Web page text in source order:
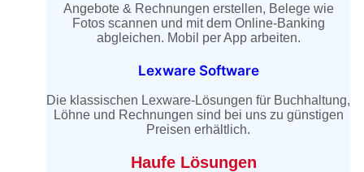
Angebote & Rechnungen erstellen, Belege wie
Fotos scannen und mit dem Online-Banking
abgleichen. Mobil per App arbeiten.
Lexware Software
Die klassischen Lexware-Lösungen für Buchhaltung,
Löhne und Rechnungen sind bei uns zu günstigen
Preisen erhältlich.
Haufe Lösungen